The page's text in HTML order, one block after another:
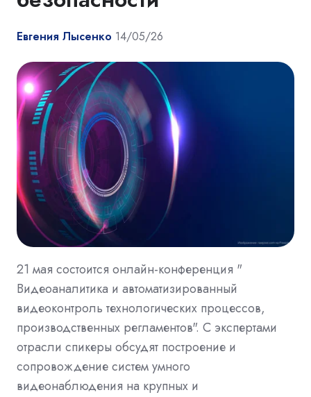
Евгения Лысенко 14/05/26
21 мая состоится онлайн-конференция "
Видеоаналитика и автоматизированный
видеоконтроль технологических процессов,
производственных регламентов". С экспертами
отрасли спикеры обсудят построение и
сопровождение систем умного
видеонаблюдения на крупных и